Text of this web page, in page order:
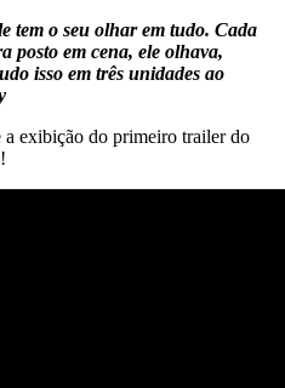
tem o seu olhar em tudo. Cada
posto em cena, ele olhava,
isso em três unidades ao
a exibição do primeiro trailer do